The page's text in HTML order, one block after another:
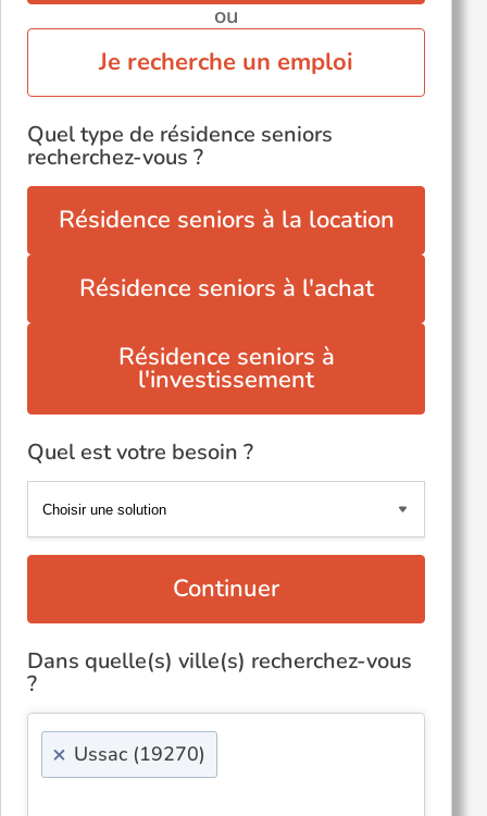
ou
Je recherche un emploi
Quel type de résidence seniors
recherchez-vous ?
Résidence seniors à la location
Résidence seniors à l'achat
Résidence seniors à
l'investissement
Quel est votre besoin ?
Continuer
Dans quelle(s) ville(s) recherchez-vous
?
× Ussac (19270)